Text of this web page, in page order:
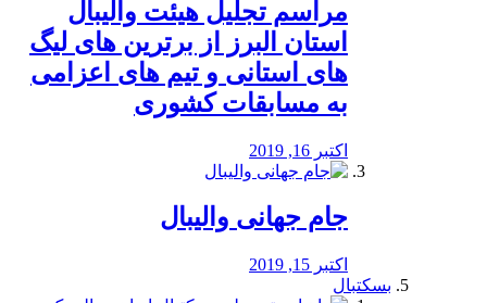
مراسم تجلیل هیئت والیبال
استان البرز از برترین های لیگ
های استانی و تیم های اعزامی
به مسابقات کشوری
اکتبر 16, 2019
جام جهانی والیبال
اکتبر 15, 2019
بسکتبال